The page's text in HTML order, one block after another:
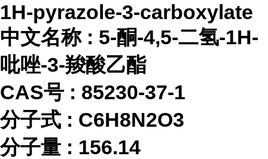
1H-pyrazole-3-carboxylate
中文名称 : 5-酮-4,5-二氢-1H-
吡唑-3-羧酸乙酯
CAS号 : 85230-37-1
分子式 : C6H8N2O3
分子量 : 156.14